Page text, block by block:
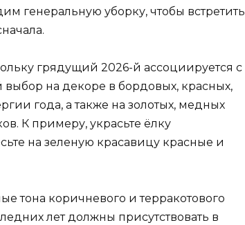
генеральную уборку, чтобы встретить
грядущий 2026-й ассоциируется с
выбор на декоре в бордовых, красных,
года, а также на золотых, медных
К примеру, украсьте ёлку
на зеленую красавицу красные и
тона коричневого и терракотового
лет должны присутствовать в